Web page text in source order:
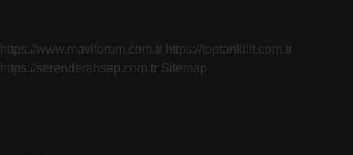
https://www.maviforum.com.tr https://toptankilit.com.tr
https://serenderahsap.com.tr Sitemap